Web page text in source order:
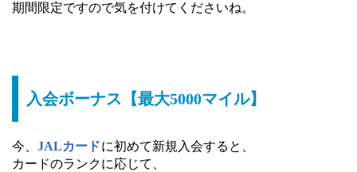
期間限定ですので気を付けてくださいね。
入会ボーナス【最大5000マイル】
今、 JALカードに初めて新規入会すると、
カードのランクに応じて、